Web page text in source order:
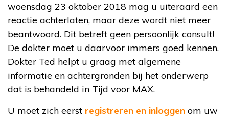
woensdag 23 oktober 2018 mag u uiteraard een
reactie achterlaten, maar deze wordt niet meer
beantwoord. Dit betreft geen persoonlijk consult!
De dokter moet u daarvoor immers goed kennen.
Dokter Ted helpt u graag met algemene
informatie en achtergronden bij het onderwerp
dat is behandeld in Tijd voor MAX.
U moet zich eerst registreren en inloggen om uw